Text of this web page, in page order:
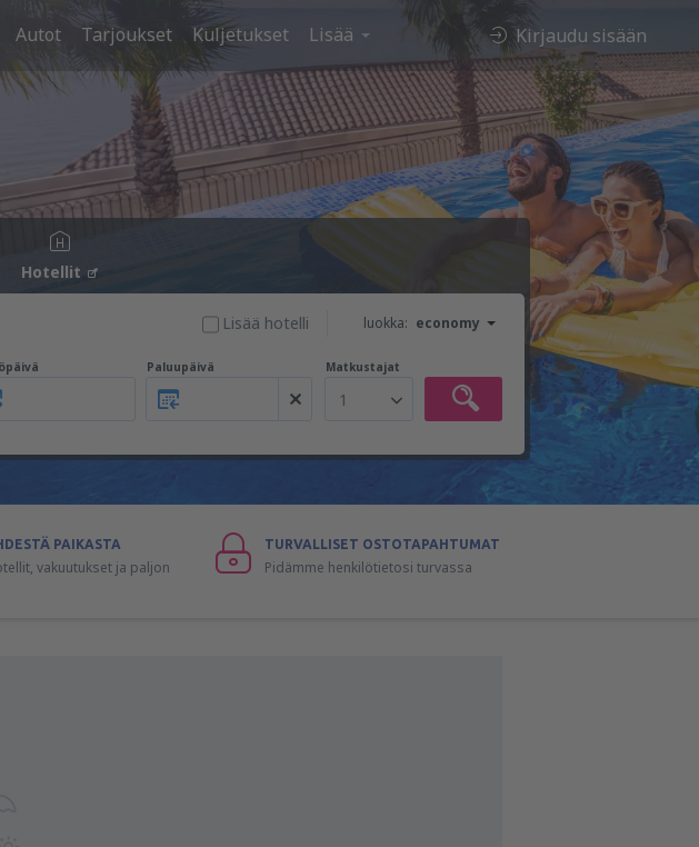
Autot Tarjoukset Kuljetukset Lisää Kirjaudu sisään
Hotellit
luokka: economy
Lisää hotelli
Paluupäivä Matkustajat
1
PAIKASTA
vakuutukset ja paljon
TURVALLISET OSTOTAPAHTUMAT
Pidämme henkilötietosi turvassa